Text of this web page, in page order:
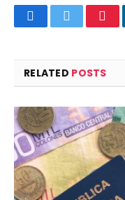
FacebookTwitter
RELATED POSTS